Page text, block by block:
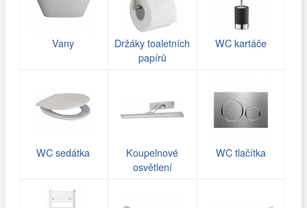
Vany
Držáky toaletních
papírů
WC kartáče
WC sedátka
Koupelnové
osvětlení
WC tlačítka